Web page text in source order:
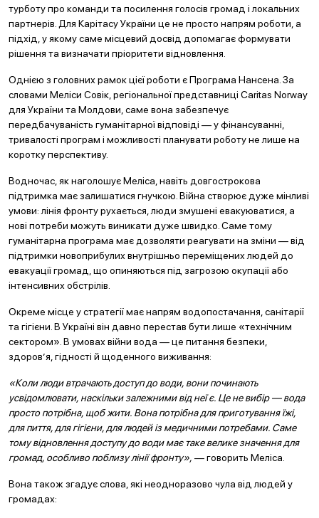
турботу про команди та посилення голосів громад і локальних
партнерів. Для Карітасу України це не просто напрям роботи, а
підхід, у якому саме місцевий досвід допомагає формувати
рішення та визначати пріоритети відновлення.
Однією з головних рамок цієї роботи є Програма Нансена. За
словами Меліси Совік, регіональної представниці Caritas Norway
для України та Молдови, саме вона забезпечує
передбачуваність гуманітарної відповіді — у фінансуванні,
тривалості програм і можливості планувати роботу не лише на
коротку перспективу.
Водночас, як наголошує Меліса, навіть довгострокова
підтримка має залишатися гнучкою. Війна створює дуже мінливі
умови: лінія фронту рухається, люди змушені евакуюватися, а
нові потреби можуть виникати дуже швидко. Саме тому
гуманітарна програма має дозволяти реагувати на зміни — від
підтримки новоприбулих внутрішньо переміщених людей до
евакуації громад, що опиняються під загрозою окупації або
інтенсивних обстрілів.
Окреме місце у стратегії має напрям водопостачання, санітарії
та гігієни. В Україні він давно перестав бути лише «технічним
сектором». В умовах війни вода — це питання безпеки,
здоров’я, гідності й щоденного виживання:
«Коли люди втрачають доступ до води, вони починають
усвідомлювати, наскільки залежними від неї є. Це не вибір — вода
просто потрібна, щоб жити. Вона потрібна для приготування їжі,
для пиття, для гігієни, для людей із медичними потребами. Саме
тому відновлення доступу до води має таке велике значення для
громад, особливо поблизу лінії фронту», — говорить Меліса.
Вона також згадує слова, які неодноразово чула від людей у
громадах: